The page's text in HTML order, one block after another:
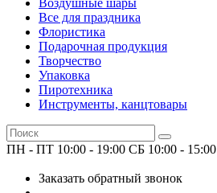
Все для праздника
Флористика
Подарочная продукция
Творчество
Упаковка
Пиротехника
Инструменты, канцтовары
ПН - ПТ 10:00 - 19:00 СБ 10:00 - 15:00
Заказать обратный звонок